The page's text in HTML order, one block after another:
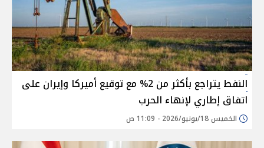
النفط يتراجع بأكثر من 2% مع توقيع أميركا وإيران على
اتفاق إطاري لإنهاء الحرب
الخميس 18/يونيو/2026 - 11:09 ص